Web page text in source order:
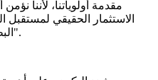
مقدمة أولوياتنا، لأننا
الاستثمار الحقيقي لمستقبل
البطالة ودفع عجلة التنمية المستدامة".